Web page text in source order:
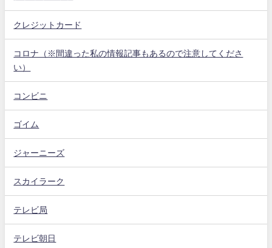
クレジットカード
コロナ（※間違った私の情報記事もあるので注意してくださ
い）
コンビニ
ゴイム
ジャーニーズ
スカイラーク
テレビ局
テレビ朝日